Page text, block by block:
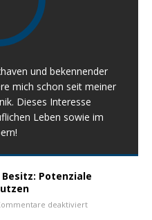
und bekennender
mich schon seit meiner
Dieses Interesse
Leben sowie im
Potenziale
deaktiviert